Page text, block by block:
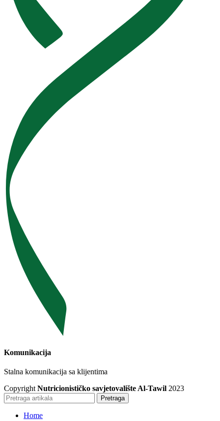
Komunikacija
Stalna komunikacija sa klijentima
Copyright Nutricionističko savjetovalište Al-Tawil 2023
Pretraga
Home